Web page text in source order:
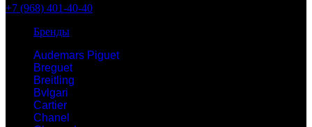
+7 (968) 401-40-40
Бренды
Audemars Piguet
Breguet
Breitling
Bvlgari
Cartier
Chanel